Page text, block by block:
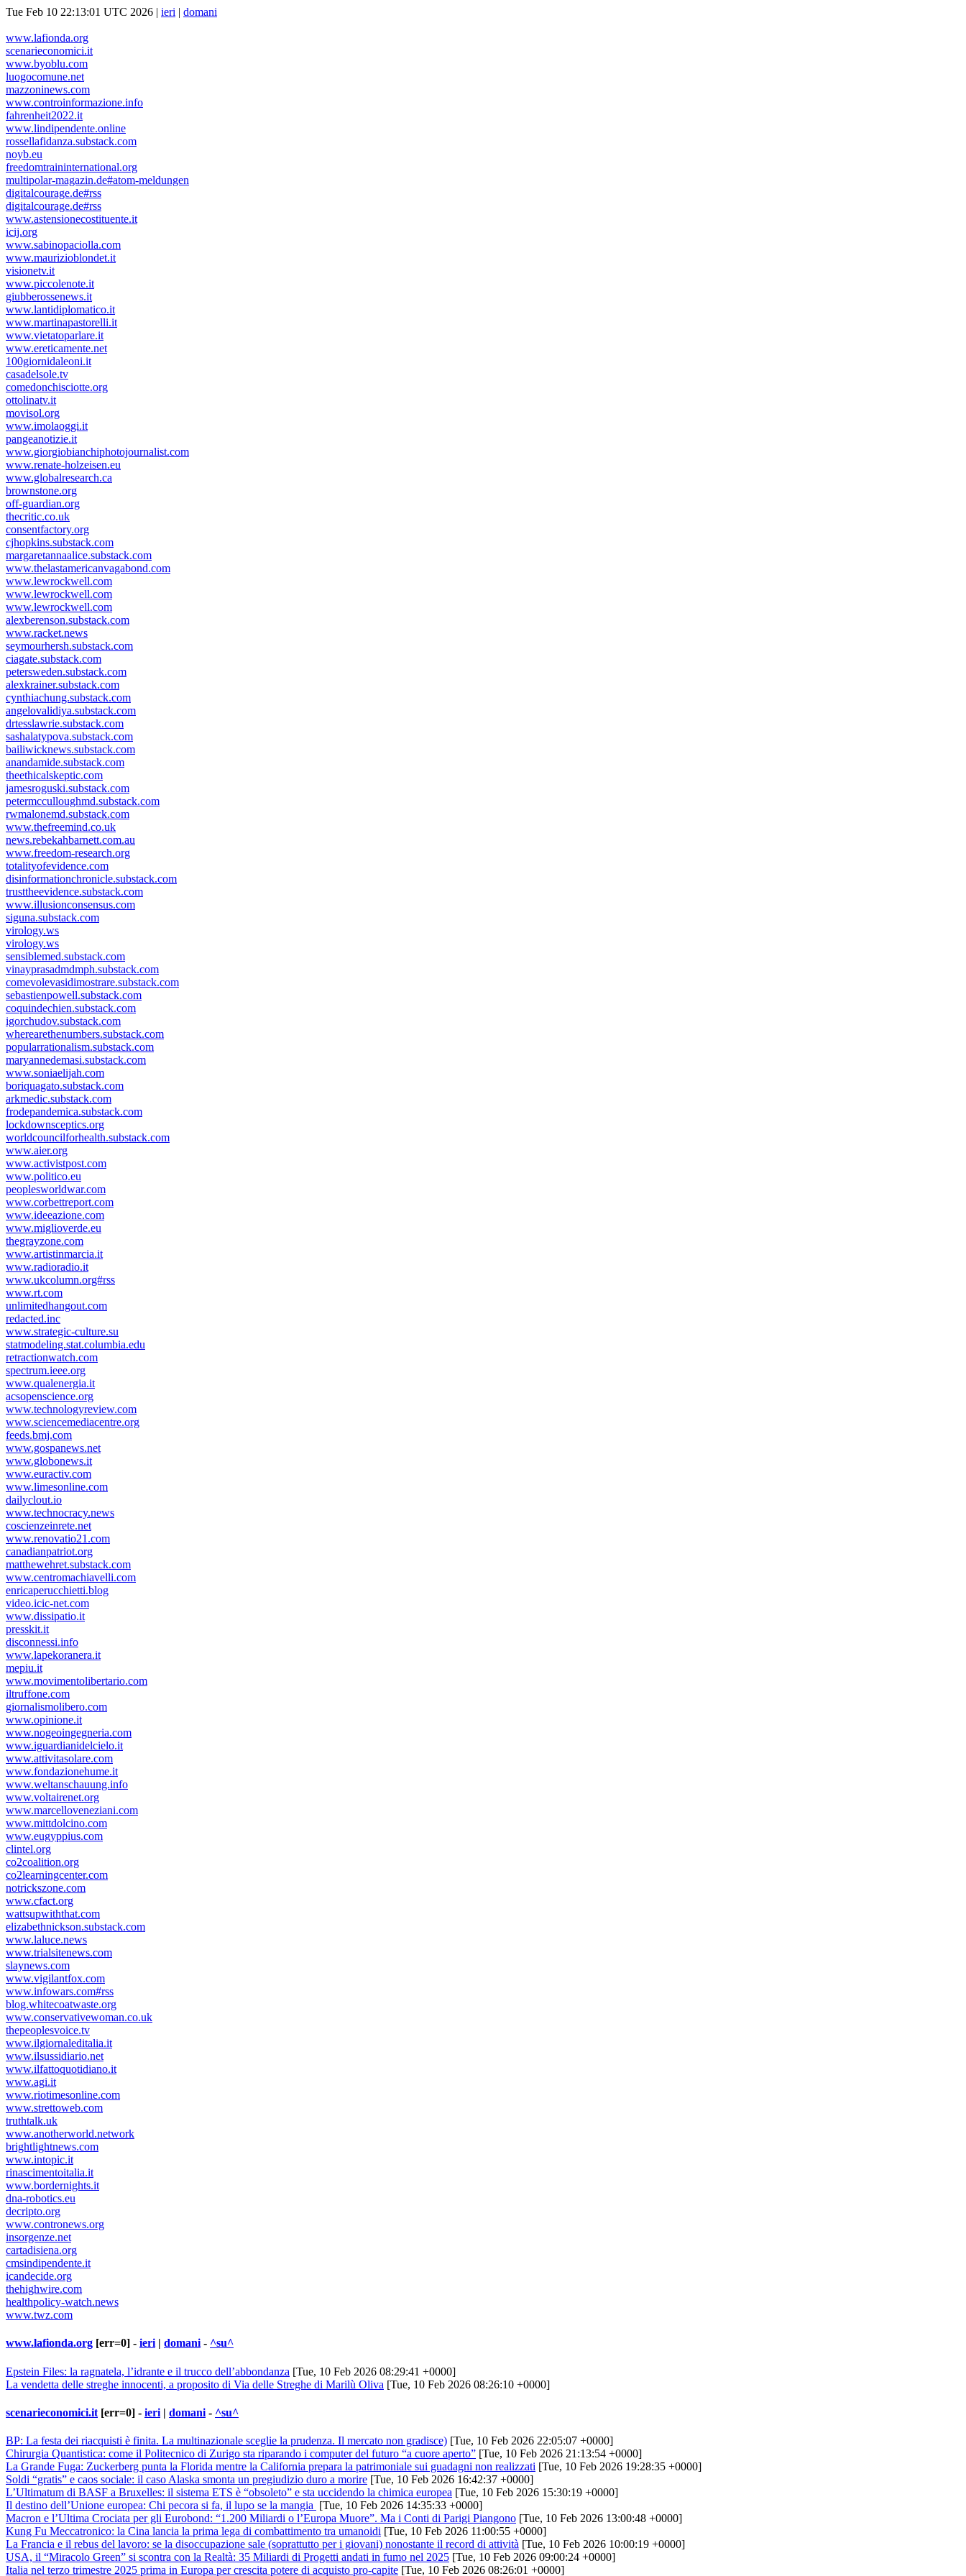
Tue Feb 10 22:13:01 UTC 2026 | ieri | domani
www.lafionda.org
scenarieconomici.it
www.byoblu.com
luogocomune.net
mazzoninews.com
www.controinformazione.info
fahrenheit2022.it
www.lindipendente.online
rossellafidanza.substack.com
noyb.eu
freedomtraininternational.org
multipolar-magazin.de#atom-meldungen
digitalcourage.de#rss
digitalcourage.de#rss
www.astensionecostituente.it
icij.org
www.sabinopaciolla.com
www.maurizioblondet.it
visionetv.it
www.piccolenote.it
giubberossenews.it
www.lantidiplomatico.it
www.martinapastorelli.it
www.vietatoparlare.it
www.ereticamente.net
100giornidaleoni.it
casadelsole.tv
comedonchisciotte.org
ottolinatv.it
movisol.org
www.imolaoggi.it
pangeanotizie.it
www.giorgiobianchiphotojournalist.com
www.renate-holzeisen.eu
www.globalresearch.ca
brownstone.org
off-guardian.org
thecritic.co.uk
consentfactory.org
cjhopkins.substack.com
margaretannaalice.substack.com
www.thelastamericanvagabond.com
www.lewrockwell.com
www.lewrockwell.com
www.lewrockwell.com
alexberenson.substack.com
www.racket.news
seymourhersh.substack.com
ciagate.substack.com
petersweden.substack.com
alexkrainer.substack.com
cynthiachung.substack.com
angelovalidiya.substack.com
drtesslawrie.substack.com
sashalatypova.substack.com
bailiwicknews.substack.com
anandamide.substack.com
theethicalskeptic.com
jamesroguski.substack.com
petermcculloughmd.substack.com
rwmalonemd.substack.com
www.thefreemind.co.uk
news.rebekahbarnett.com.au
www.freedom-research.org
totalityofevidence.com
disinformationchronicle.substack.com
trusttheevidence.substack.com
www.illusionconsensus.com
siguna.substack.com
virology.ws
virology.ws
sensiblemed.substack.com
vinayprasadmdmph.substack.com
comevolevasidimostrare.substack.com
sebastienpowell.substack.com
coquindechien.substack.com
igorchudov.substack.com
wherearethenumbers.substack.com
popularrationalism.substack.com
maryannedemasi.substack.com
www.soniaelijah.com
boriquagato.substack.com
arkmedic.substack.com
frodepandemica.substack.com
lockdownsceptics.org
worldcouncilforhealth.substack.com
www.aier.org
www.activistpost.com
www.politico.eu
peoplesworldwar.com
www.corbettreport.com
www.ideeazione.com
www.miglioverde.eu
thegrayzone.com
www.artistinmarcia.it
www.radioradio.it
www.ukcolumn.org#rss
www.rt.com
unlimitedhangout.com
redacted.inc
www.strategic-culture.su
statmodeling.stat.columbia.edu
retractionwatch.com
spectrum.ieee.org
www.qualenergia.it
acsopenscience.org
www.technologyreview.com
www.sciencemediacentre.org
feeds.bmj.com
www.gospanews.net
www.globonews.it
www.euractiv.com
www.limesonline.com
dailyclout.io
www.technocracy.news
coscienzeinrete.net
www.renovatio21.com
canadianpatriot.org
matthewehret.substack.com
www.centromachiavelli.com
enricaperucchietti.blog
video.icic-net.com
www.dissipatio.it
presskit.it
disconnessi.info
www.lapekoranera.it
mepiu.it
www.movimentolibertario.com
iltruffone.com
giornalismolibero.com
www.opinione.it
www.nogeoingegneria.com
www.iguardianidelcielo.it
www.attivitasolare.com
www.fondazionehume.it
www.weltanschauung.info
www.voltairenet.org
www.marcelloveneziani.com
www.mittdolcino.com
www.eugyppius.com
clintel.org
co2coalition.org
co2learningcenter.com
notrickszone.com
www.cfact.org
wattsupwiththat.com
elizabethnickson.substack.com
www.laluce.news
www.trialsitenews.com
slaynews.com
www.vigilantfox.com
www.infowars.com#rss
blog.whitecoatwaste.org
www.conservativewoman.co.uk
thepeoplesvoice.tv
www.ilgiornaleditalia.it
www.ilsussidiario.net
www.ilfattoquotidiano.it
www.agi.it
www.riotimesonline.com
www.strettoweb.com
truthtalk.uk
www.anotherworld.network
brightlightnews.com
www.intopic.it
rinascimentoitalia.it
www.bordernights.it
dna-robotics.eu
decripto.org
www.contronews.org
insorgenze.net
cartadisiena.org
cmsindipendente.it
icandecide.org
thehighwire.com
healthpolicy-watch.news
www.twz.com
www.lafionda.org [err=0] - ieri | domani - ^su^
Epstein Files: la ragnatela, l’idrante e il trucco dell’abbondanza [Tue, 10 Feb 2026 08:29:41 +0000]
La vendetta delle streghe innocenti, a proposito di Via delle Streghe di Marilù Oliva [Tue, 10 Feb 2026 08:26:10 +0000]
scenarieconomici.it [err=0] - ieri | domani - ^su^
BP: La festa dei riacquisti è finita. La multinazionale sceglie la prudenza. Il mercato non gradisce) [Tue, 10 Feb 2026 22:05:07 +0000]
Chirurgia Quantistica: come il Politecnico di Zurigo sta riparando i computer del futuro “a cuore aperto” [Tue, 10 Feb 2026 21:13:54 +0000]
La Grande Fuga: Zuckerberg punta la Florida mentre la California prepara la patrimoniale sui guadagni non realizzati [Tue, 10 Feb 2026 19:28:35 +0000]
Soldi “gratis” e caos sociale: il caso Alaska smonta un pregiudizio duro a morire [Tue, 10 Feb 2026 16:42:37 +0000]
L’Ultimatum di BASF a Bruxelles: il sistema ETS è “obsoleto” e sta uccidendo la chimica europea [Tue, 10 Feb 2026 15:30:19 +0000]
Il destino dell’Unione europea: Chi pecora si fa, il lupo se la mangia [Tue, 10 Feb 2026 14:35:33 +0000]
Macron e l’Ultima Crociata per gli Eurobond: “1.200 Miliardi o l’Europa Muore”. Ma i Conti di Parigi Piangono [Tue, 10 Feb 2026 13:00:48 +0000]
Kung Fu Meccatronico: la Cina lancia la prima lega di combattimento tra umanoidi [Tue, 10 Feb 2026 11:00:55 +0000]
La Francia e il rebus del lavoro: se la disoccupazione sale (soprattutto per i giovani) nonostante il record di attività [Tue, 10 Feb 2026 10:00:19 +0000]
USA, il “Miracolo Green” si scontra con la Realtà: 35 Miliardi di Progetti andati in fumo nel 2025 [Tue, 10 Feb 2026 09:00:24 +0000]
Italia nel terzo trimestre 2025 prima in Europa per crescita potere di acquisto pro-capite [Tue, 10 Feb 2026 08:26:01 +0000]